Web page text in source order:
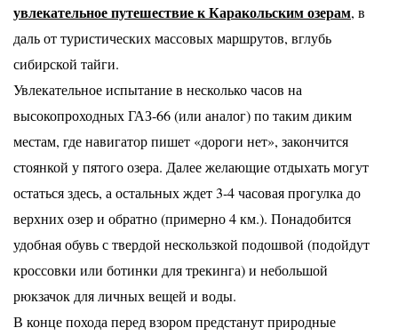
увлекательное путешествие к Каракольским озерам, в
даль от туристических массовых маршрутов, вглубь
сибирской тайги.
Увлекательное испытание в несколько часов на
высокопроходных ГАЗ-66 (или аналог) по таким диким
местам, где навигатор пишет «дороги нет», закончится
стоянкой у пятого озера. Далее желающие отдыхать могут
остаться здесь, а остальных ждет 3-4 часовая прогулка до
верхних озер и обратно (примерно 4 км.). Понадобится
удобная обувь с твердой нескользкой подошвой (подойдут
кроссовки или ботинки для трекинга) и небольшой
рюкзачок для личных вещей и воды.
В конце похода перед взором предстанут природные